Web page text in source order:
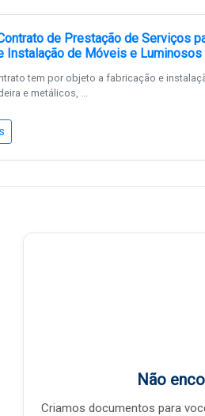
de Prestação de Serviços
Instalação de Móveis e Luminosos
tem por objeto a fabricação e
e metálicos, ...
Não
Criamos documentos para